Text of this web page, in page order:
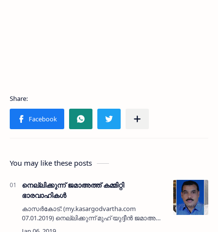
You may like these posts
നെല്ലിക്കുന്ന് ജമാഅത്ത് കമ്മിറ്റി
ഭാരവാഹികള്‍
കാസര്‍കോട്: (my.kasargodvartha.com
07.01.2019) നെല്ലിക്കുന്ന് മുഹ് യുദ്ദീന്‍ ജമാഅത്ത്